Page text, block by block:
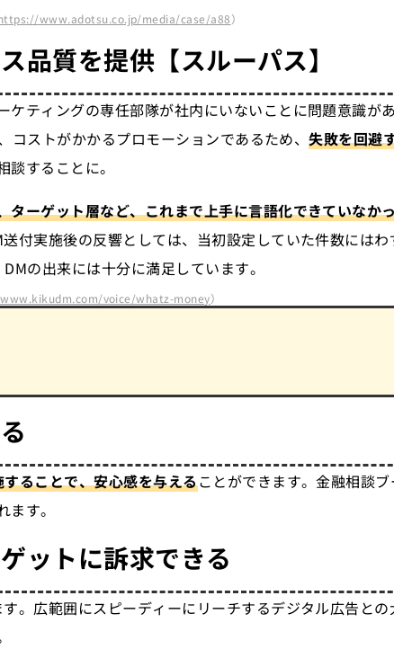
www.adotsu.co.jp/media/case/a88）
品質を提供 【スルーパス】
ティングの専任部隊が社内にいないことに問題意識が
コストがかかるプロモーションであるため、失敗を回避
することに。
ターゲット層など、これまで上手に言語化できていなか
付実施後の反響としては、当初設定していた件数には
の出来には十分に満足しています。
voice/whatz-money）
ることで、安心感を与えることができます。金融相談
す。
ットに訴求できる
。広範囲にスピーディーにリーチするデジタル広告との